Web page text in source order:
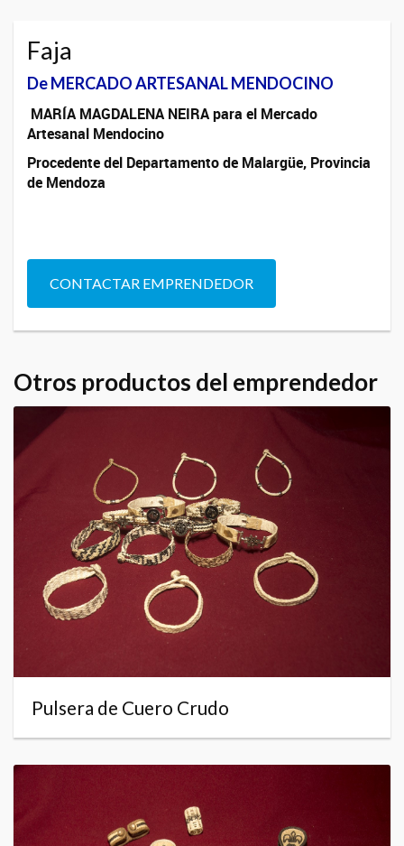
Faja
De MERCADO ARTESANAL MENDOCINO
MARÍA MAGDALENA NEIRA para el Mercado
Artesanal Mendocino
Procedente del Departamento de Malargüe, Provincia
de Mendoza
CONTACTAR EMPRENDEDOR
Otros productos del emprendedor
Pulsera de Cuero Crudo